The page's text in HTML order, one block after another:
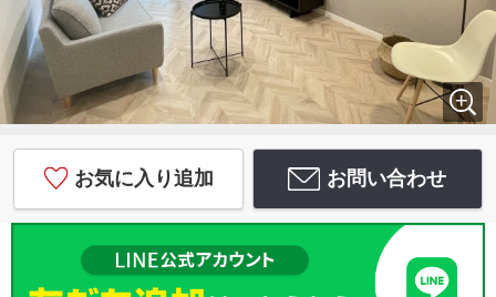
お気に入り追加 お問い合わせ